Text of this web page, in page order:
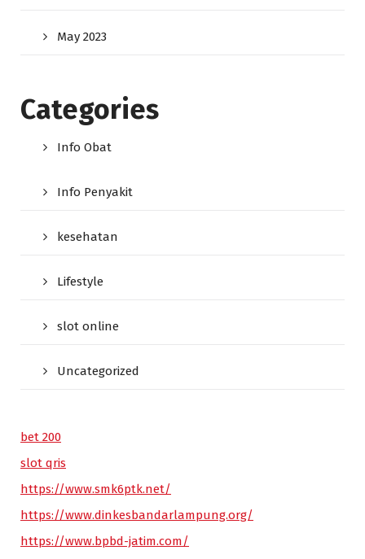
May 2023
Categories
Info Obat
Info Penyakit
kesehatan
Lifestyle
slot online
Uncategorized
bet 200
slot qris
https://www.smk6ptk.net/
https://www.dinkesbandarlampung.org/
https://www.bpbd-jatim.com/